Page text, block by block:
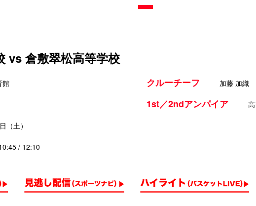
vs 倉敷翠松高等学校
館
（土）
/ 12:10
クルーチーフ 加藤 加織
1st／2ndアンパイア